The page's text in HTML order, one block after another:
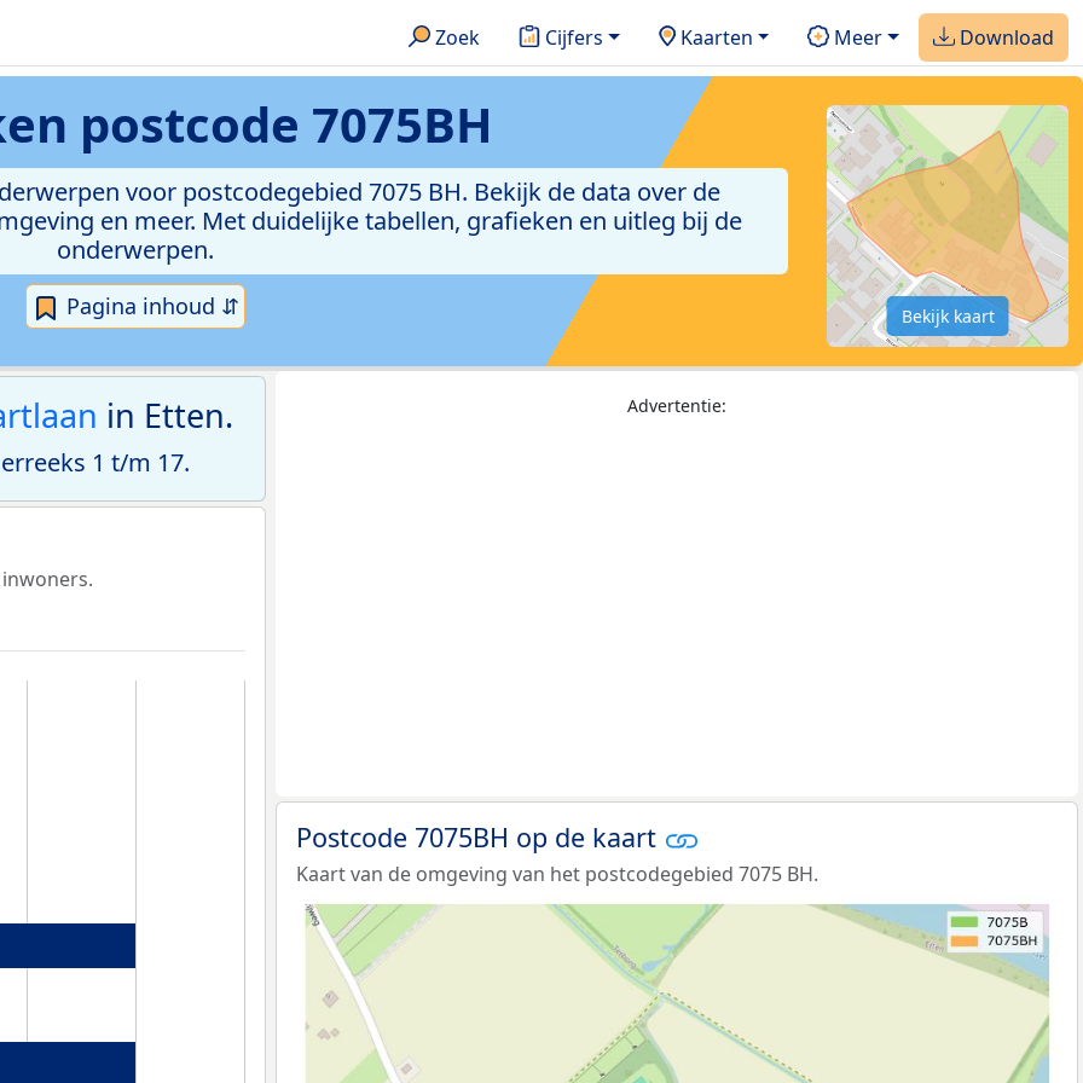
Zoek Cijfers Kaarten Meer Download
postcode 7075BH
voor postcodegebied 7075 BH. Bekijk de data over de
en meer. Met duidelijke tabellen, grafieken en uitleg bij de
onderwerpen.
Pagina inhoud ⇵ Bekijk kaart
in Etten.
1 t/m 17.
Advertentie:
Postcode 7075BH op de kaart
Kaart van de omgeving van het postcodegebied 7075 BH.